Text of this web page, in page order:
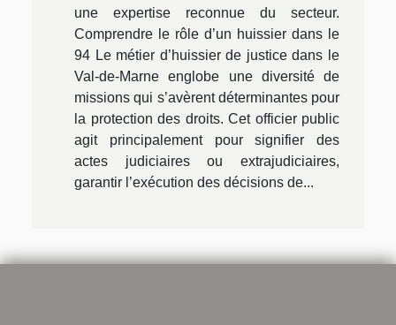
une expertise reconnue du secteur.
Comprendre le rôle d’un huissier dans le
94 Le métier d’huissier de justice dans le
Val-de-Marne englobe une diversité de
missions qui s’avèrent déterminantes pour
la protection des droits. Cet officier public
agit principalement pour signifier des
actes judiciaires ou extrajudiciaires,
garantir l’exécution des décisions de...